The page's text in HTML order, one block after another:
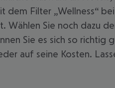
Filter „Wellness“
Sie noch dazu
Sie es sich so
auf seine Kosten.